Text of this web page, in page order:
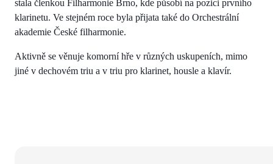
stala členkou Filharmonie Brno, kde působí na pozici prvního
klarinetu. Ve stejném roce byla přijata také do Orchestrální
akademie České filharmonie.
Aktivně se věnuje komorní hře v různých uskupeních, mimo
jiné v dechovém triu a v triu pro klarinet, housle a klavír.